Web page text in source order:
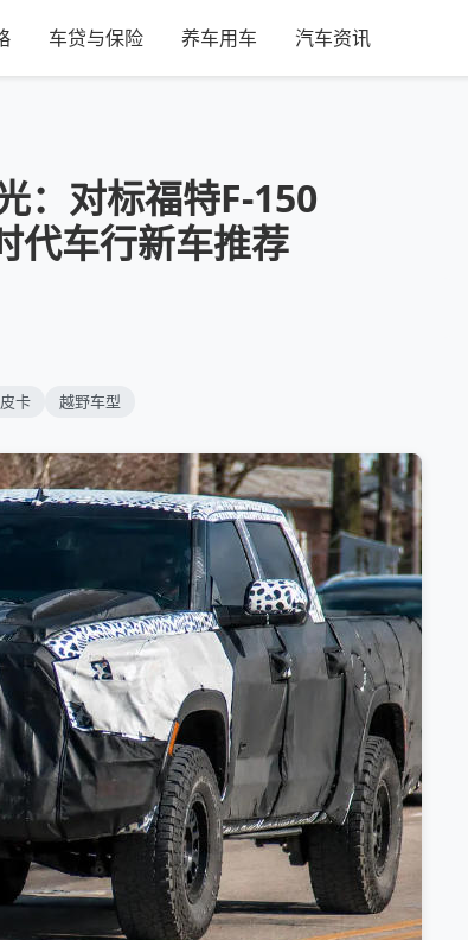
车贷与保险 养车用车 汽车资讯
：对标福特F-150
代车行新车推荐
卡 越野车型